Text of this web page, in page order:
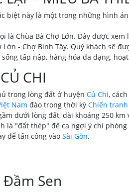
biệt này là một trong những hình
là Chùa Bà Chợ Lớn. Đây được
- Chợ Bình Tây. Quý khách sẽ
tấp nập, hàng hóa đa dạng,
CHI
trong lòng đất ở huyện Củ Chi, cách
Nam đào trong thời kỳ Chiến
dưới lòng đất, dài khoảng 250
là "đất thép" để ca ngợi ý chí
để tấn công vào Sài Gòn.
Đầm Sen